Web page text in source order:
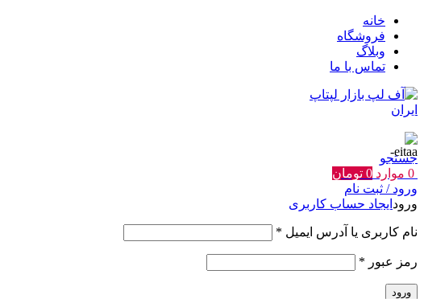
خانه
فروشگاه
وبلاگ
تماس با ما
جستجو
0 موارد 0 تومان
ورود / ثبت نام
ورود ایجاد حساب کاربری
نام کاربری یا آدرس ایمیل *
رمز عبور *
ورود